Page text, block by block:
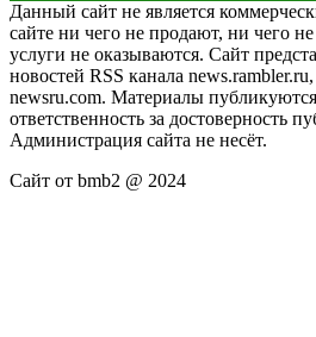
Данный сайт не является
сайте ни чего не продают, ни чего
услуги не оказываются. Сайт
новостей RSS канала
newsru.com. Материалы
ответственность за достоверность
Администрация сайта не несёт.
Сайт от bmb2 @ 2024